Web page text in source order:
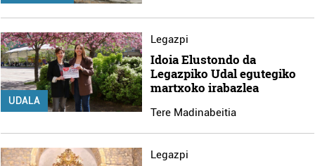
UDALA
Legazpi
Idoia Elustondo da
Legazpiko Udal egutegiko
martxoko irabazlea
Tere Madinabeitia
Legazpi